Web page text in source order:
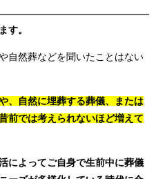
す。
自然葬などを聞いたことはない
、自然に埋葬する葬儀、または
前では考えられないほど増えて
によってご自身で生前中に葬儀